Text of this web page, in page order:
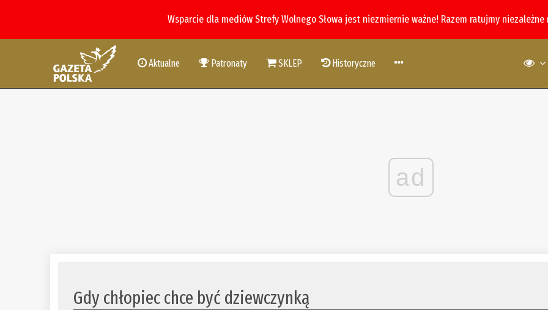
Wsparcie dla mediów Strefy Wolnego Słowa jest niezmiernie ważne! Razem ratujmy
Aktualne Patronaty SKLEP Historyczne
ad
Gdy chłopiec chce być dziewczynką